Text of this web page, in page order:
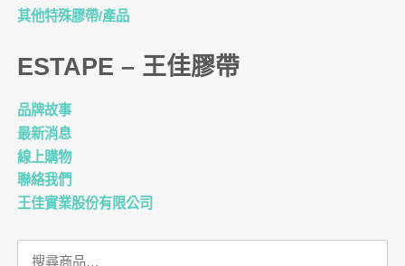
其他特殊膠帶/產品
ESTAPE – 王佳膠帶
品牌故事
最新消息
線上購物
聯絡我們
王佳實業股份有限公司